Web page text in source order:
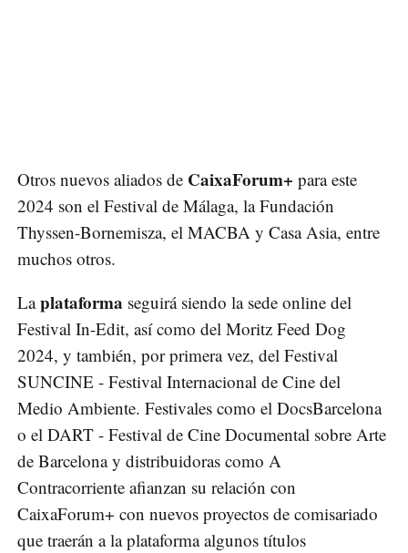
Otros nuevos aliados de CaixaForum+ para este
2024 son el Festival de Málaga, la Fundación
Thyssen-Bornemisza, el MACBA y Casa Asia, entre
muchos otros.
Laplataforma seguirá siendo la sede online del
Festival In-Edit, así como del Moritz Feed Dog
2024, y también, por primera vez, del Festival
SUNCINE - Festival Internacional de Cine del
Medio Ambiente. Festivales como el DocsBarcelona
o el DART - Festival de Cine Documental sobre Arte
de Barcelona y distribuidoras como A
Contracorriente afianzan su relación con
CaixaForum+ con nuevos proyectos de comisariado
que traerán a la plataforma algunos títulos